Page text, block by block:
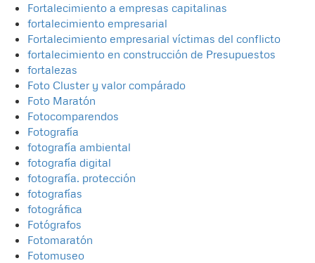
Fortalecimiento a empresas capitalinas
fortalecimiento empresarial
Fortalecimiento empresarial víctimas del conflicto
fortalecimiento en construcción de Presupuestos
fortalezas
Foto Cluster y valor compárado
Foto Maratón
Fotocomparendos
Fotografía
fotografía ambiental
fotografía digital
fotografía. protección
fotografías
fotográfica
Fotógrafos
Fotomaratón
Fotomuseo